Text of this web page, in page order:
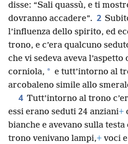
disse: “Sali quassù, e ti
dovranno accadere”. 2
l’influenza dello spirito, ed
trono, e c’era qualcuno
che vi sedeva aveva l’aspetto
corniola, * e tutt’intorno al
arcobaleno simile allo
4 Tutt’intorno al trono
essi erano seduti 24 anziani+
bianche e avevano sulla testa
trono venivano lampi,+ voci